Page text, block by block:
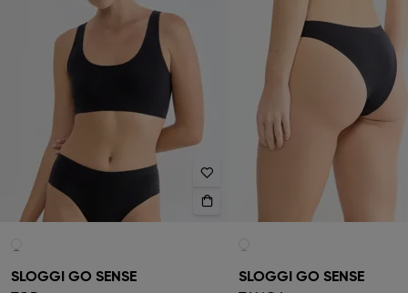
SLOGGI GO SENSE
SLOGGI GO SENSE